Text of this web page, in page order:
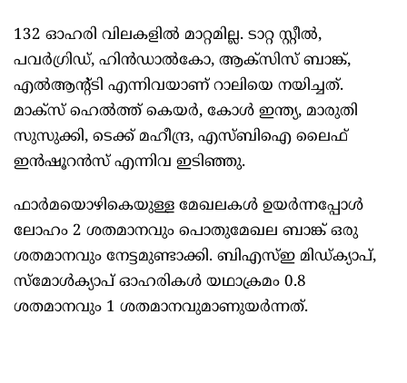
132 ഓഹരി വിലകളില്‍ മാറ്റമില്ല. ടാറ്റ സ്റ്റീല്‍,
പവര്‍ഗ്രിഡ്, ഹിന്‍ഡാല്‍കോ, ആക്‌സിസ് ബാങ്ക്,
എല്‍ആന്റ്ടി എന്നിവയാണ് റാലിയെ നയിച്ചത്.
മാക്‌സ് ഹെല്‍ത്ത് കെയര്‍, കോള്‍ ഇന്ത്യ, മാരുതി
സുസുക്കി, ടെക്ക് മഹീന്ദ്ര, എസ്ബിഐ ലൈഫ്
ഇന്‍ഷൂറന്‍സ് എന്നിവ ഇടിഞ്ഞു.
ഫാര്‍മയൊഴികെയുള്ള മേഖലകള്‍ ഉയര്‍ന്നപ്പോള്‍
ലോഹം 2 ശതമാനവും പൊതുമേഖല ബാങ്ക് ഒരു
ശതമാനവും നേട്ടമുണ്ടാക്കി. ബിഎസ്ഇ മിഡ്ക്യാപ്,
സ്‌മോള്‍ക്യാപ് ഓഹരികള്‍ യഥാക്രമം 0.8
ശതമാനവും 1 ശതമാനവുമാണുയര്‍ന്നത്.